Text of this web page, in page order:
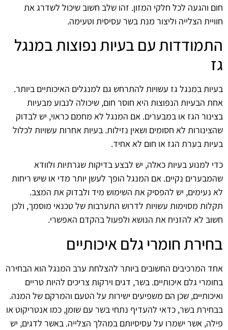
חום והגעה לכל חלקי המזון. זהו שלב חשוב שיכול לשדרג את
חוויית הצלייה וליצור מנת בשר עסיסית וטעימה.
התמודדות עם בעיות נפוצות במנגל
גז
בעיות במנגל גז עשויות להתרחש גם למנגלים האיכותיים ביותר.
אחת הבעיות הנפוצות היא חוסר חום, שיכולה לנבוע מבעיות
בצינור הגז או במבערים. אם המנגל לא מחמם כראוי, יש לבדוק
שהצינורות לא חסומים ושאין נזילות. בעיות אחרות עשויות לכלול
בעיות בערת הגז או חום לא אחיד.
כדי למנוע בעיות כאלה, יש לבצע בדיקות שגרתיות ולוודא
שהמבערים נקיים. אם המנגל הופך לעשן יותר מדי או שיש ריחות
לא נעימים, יש להפסיק את השימוש מיד ולבדוק את המצב.
תקלות מסוימות עשויות לדרוש התערבות של טכנאי מוסמך, ולכן
חשוב לא להזניח את הנושא ולפעול בהקדם האפשרי.
בחירת חומרי גלם איכותיים
אחד המרכיבים החשובים ביותר להצלחת ערב המנגל הוא הבחירה
בחומרי גלם איכותיים. בשר, דגים וירקות צריכים להיות טריים
ואיכותיים, שכן הם משפיעים ישירות על הטעם והמרקם של המנה.
בבחירת בשר, כדאי להעדיף נתחי בשר עם שומן, כמו אנטריקוט או
פילה, אשר ישמרו על עסיסיותם במהלך הצלייה. באשר לדגים, יש